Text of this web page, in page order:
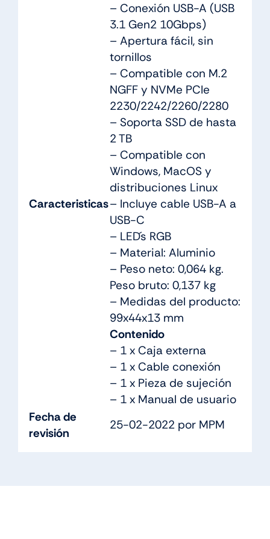
Caracteristicas
– Conexión USB-A (USB
3.1 Gen2 10Gbps)
– Apertura fácil, sin
tornillos
– Compatible con M.2
NGFF y NVMe PCIe
2230/2242/2260/2280
– Soporta SSD de hasta
2 TB
– Compatible con
Windows, MacOS y
distribuciones Linux
– Incluye cable USB-A a
USB-C
– LED´s RGB
– Material: Aluminio
– Peso neto: 0,064 kg.
Peso bruto: 0,137 kg
– Medidas del producto:
99x44x13 mm
Contenido
– 1 x Caja externa
– 1 x Cable conexión
– 1 x Pieza de sujeción
– 1 x Manual de usuario
Fecha de
revisión
25-02-2022 por MPM